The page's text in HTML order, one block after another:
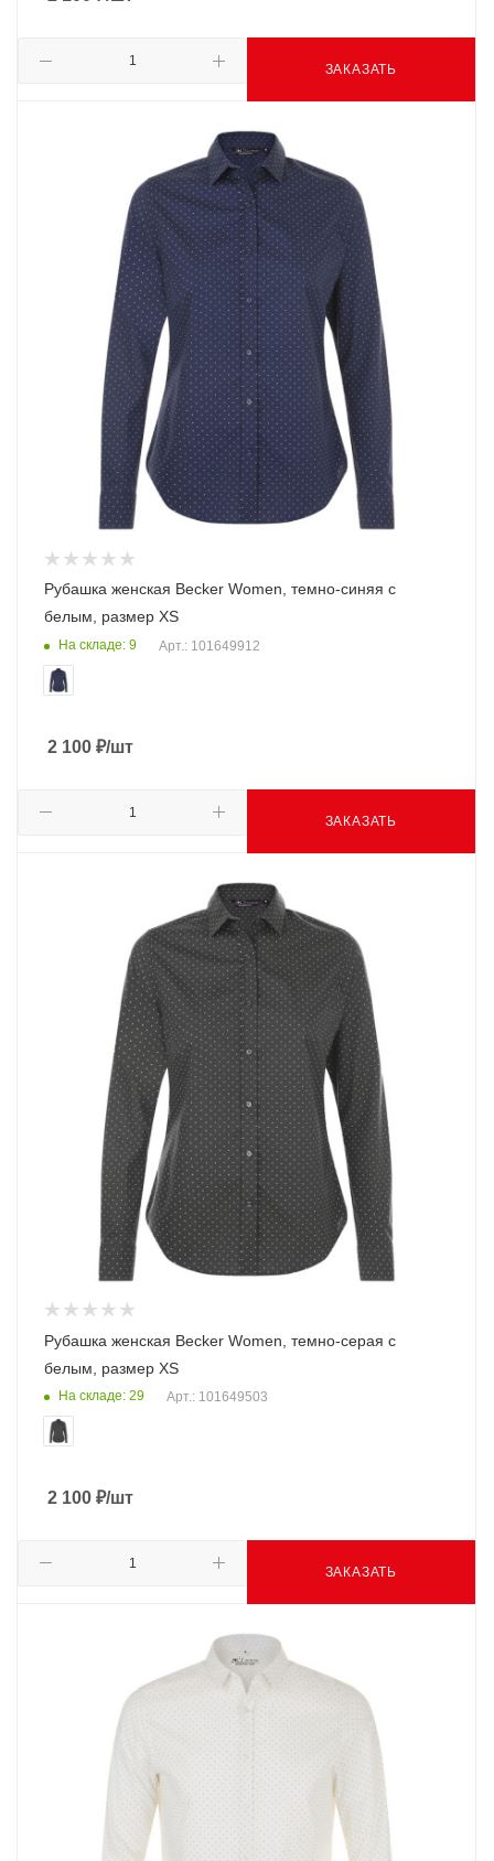
ЗАКАЗАТЬ
Рубашка женская Becker Women, темно-синяя с
белым, размер XS
На складе: 9 Арт.: 101649912
2 100 ₽/шт
ЗАКАЗАТЬ
Рубашка женская Becker Women, темно-серая с
белым, размер XS
На складе: 29 Арт.: 101649503
2 100 ₽/шт
ЗАКАЗАТЬ